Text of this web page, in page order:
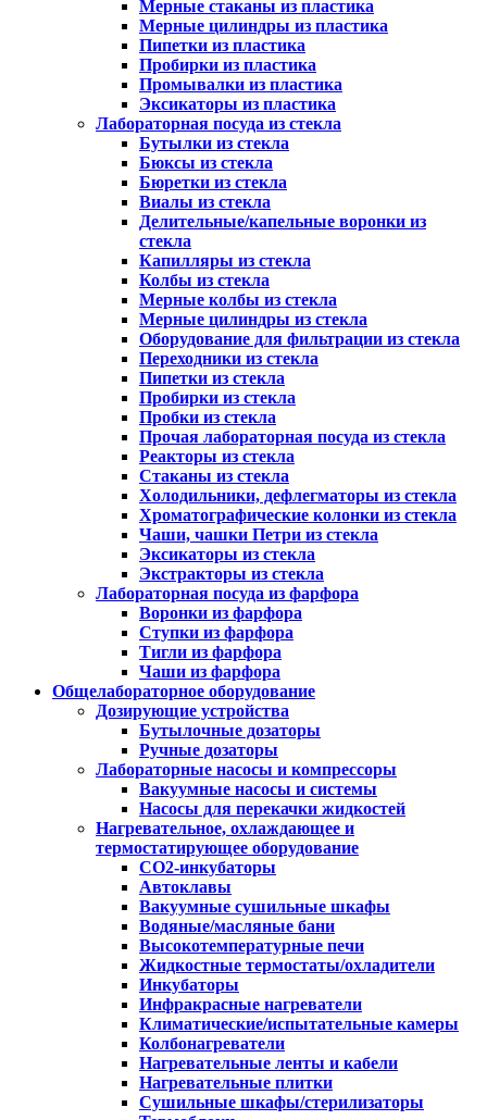
Мерные стаканы из пластика
Мерные цилиндры из пластика
Пипетки из пластика
Пробирки из пластика
Промывалки из пластика
Эксикаторы из пластика
Лабораторная посуда из стекла
Бутылки из стекла
Бюксы из стекла
Бюретки из стекла
Виалы из стекла
Делительные/капельные воронки из
стекла
Капилляры из стекла
Колбы из стекла
Мерные колбы из стекла
Мерные цилиндры из стекла
Оборудование для фильтрации из стекла
Переходники из стекла
Пипетки из стекла
Пробирки из стекла
Пробки из стекла
Прочая лабораторная посуда из стекла
Реакторы из стекла
Стаканы из стекла
Холодильники, дефлегматоры из стекла
Хроматографические колонки из стекла
Чаши, чашки Петри из стекла
Эксикаторы из стекла
Экстракторы из стекла
Лабораторная посуда из фарфора
Воронки из фарфора
Ступки из фарфора
Тигли из фарфора
Чаши из фарфора
Общелабораторное оборудование
Дозирующие устройства
Бутылочные дозаторы
Ручные дозаторы
Лабораторные насосы и компрессоры
Вакуумные насосы и системы
Насосы для перекачки жидкостей
Нагревательное, охлаждающее и
термостатирующее оборудование
CO2-инкубаторы
Автоклавы
Вакуумные сушильные шкафы
Водяные/масляные бани
Высокотемпературные печи
Жидкостные термостаты/охладители
Инкубаторы
Инфракрасные нагреватели
Климатические/испытательные камеры
Колбонагреватели
Нагревательные ленты и кабели
Нагревательные плитки
Сушильные шкафы/стерилизаторы